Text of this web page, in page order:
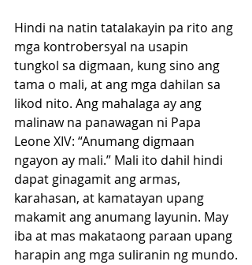
Hindi na natin tatalakayin pa rito ang
mga kontrobersyal na usapin
tungkol sa digmaan, kung sino ang
tama o mali, at ang mga dahilan sa
likod nito. Ang mahalaga ay ang
malinaw na panawagan ni Papa
Leone XIV: “Anumang digmaan
ngayon ay mali.” Mali ito dahil hindi
dapat ginagamit ang armas,
karahasan, at kamatayan upang
makamit ang anumang layunin. May
iba at mas makataong paraan upang
harapin ang mga suliranin ng mundo.